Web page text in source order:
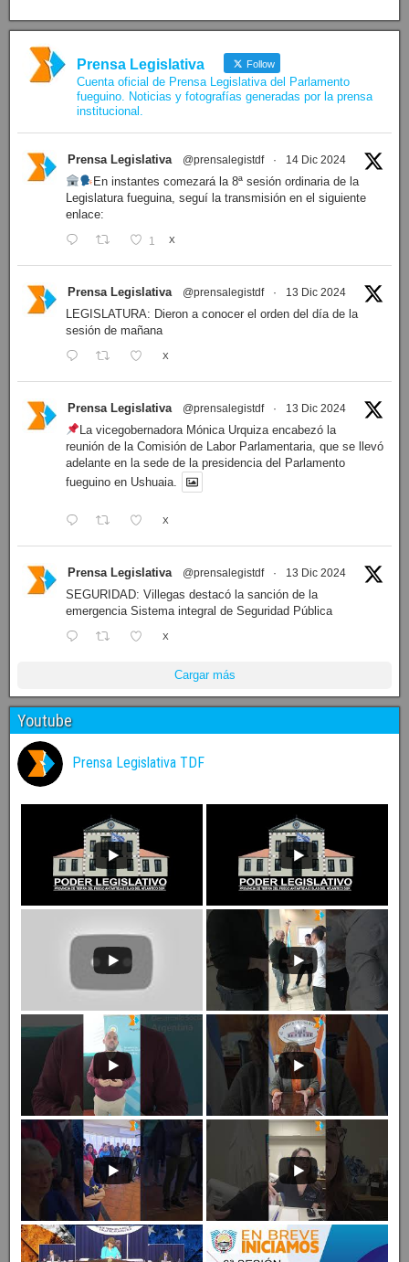
Prensa Legislativa Follow
Cuenta oficial de Prensa Legislativa del Parlamento
fueguino. Noticias y fotografías generadas por la prensa
institucional.
Prensa Legislativa @prensalegistdf · 14 Dic 2024
En instantes comezará la 8ª sesión ordinaria de la
Legislatura fueguina, seguí la transmisión en el siguiente
enlace:
1 X
Prensa Legislativa @prensalegistdf · 13 Dic 2024
LEGISLATURA: Dieron a conocer el orden del día de la
sesión de mañana
X
Prensa Legislativa @prensalegistdf · 13 Dic 2024
La vicegobernadora Mónica Urquiza encabezó la
reunión de la Comisión de Labor Parlamentaria, que se llevó
adelante en la sede de la presidencia del Parlamento
fueguino en Ushuaia.
X
Prensa Legislativa @prensalegistdf · 13 Dic 2024
SEGURIDAD: Villegas destacó la sanción de la
emergencia Sistema integral de Seguridad Pública
X
Cargar más
Youtube
Prensa Legislativa TDF